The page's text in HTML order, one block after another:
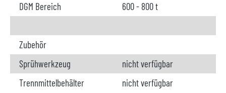
DGM Bereich
600 - 800 t
Zubehör
Sprühwerkzeug
nicht verfügbar
Trennmittelbehälter
nicht verfügbar